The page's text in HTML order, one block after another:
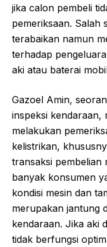
jika calon pembeli
pemeriksaan. Salah
terabaikan namun
terhadap
aki atau baterai
Gazoel Amin,
inspeksi kendaraan,
melakukan
kelistrikan,
transaksi pembelian
banyak konsumen
kondisi mesin dan
merupakan jantung
kendaraan. Jika aki
tidak berfungsi